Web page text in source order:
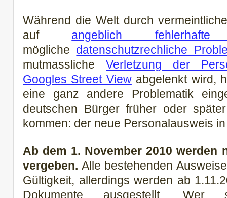
Während die Welt durch
auf angeblich
mögliche datenschutzrechliche
mutmassliche Verletzung der
Googles Street Viewabgelenkt wird,
eine ganz andere Problematik
deutschen Bürger früher oder
kommen: der neue Personalausweis
Ab dem 1. November 2010 werden
vergeben. Alle bestehenden
Gültigkeit, allerdings werden ab
Dokumente ausgestellt. Wer